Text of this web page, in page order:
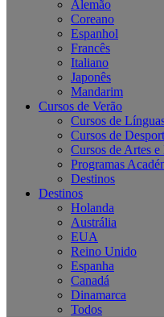
Alemão
Coreano
Espanhol
Francês
Italiano
Japonês
Mandarim
Cursos de Verão
Cursos de
Cursos de
Cursos de Artes
Programas
Destinos
Destinos
Holanda
Austrália
EUA
Reino Unido
Espanha
Canadá
Dinamarca
Todos